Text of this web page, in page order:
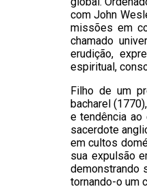
com John
missões em
chamado
erudição,
espiritual,
Filho de um
bacharel
e tendência
sacerdote
em cultos
sua expulsão
demonstrando
tornando-o um